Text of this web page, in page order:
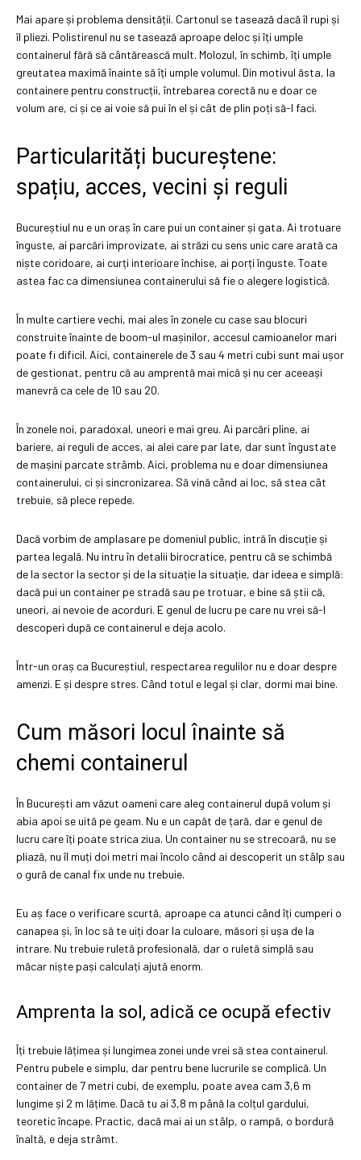
Mai apare și problema densității. Cartonul se tasează dacă îl rupi și
îl pliezi. Polistirenul nu se tasează aproape deloc și îți umple
containerul fără să cântărească mult. Molozul, în schimb, îți umple
greutatea maximă înainte să îți umple volumul. Din motivul ăsta, la
containere pentru construcții, întrebarea corectă nu e doar ce
volum are, ci și ce ai voie să pui în el și cât de plin poți să-l faci.
Particularități bucureștene:
spațiu, acces, vecini și reguli
Bucureștiul nu e un oraș în care pui un container și gata. Ai trotuare
înguste, ai parcări improvizate, ai străzi cu sens unic care arată ca
niște coridoare, ai curți interioare închise, ai porți înguste. Toate
astea fac ca dimensiunea containerului să fie o alegere logistică.
În multe cartiere vechi, mai ales în zonele cu case sau blocuri
construite înainte de boom-ul mașinilor, accesul camioanelor mari
poate fi dificil. Aici, containerele de 3 sau 4 metri cubi sunt mai ușor
de gestionat, pentru că au amprentă mai mică și nu cer aceeași
manevră ca cele de 10 sau 20.
În zonele noi, paradoxal, uneori e mai greu. Ai parcări pline, ai
bariere, ai reguli de acces, ai alei care par late, dar sunt îngustate
de mașini parcate strâmb. Aici, problema nu e doar dimensiunea
containerului, ci și sincronizarea. Să vină când ai loc, să stea cât
trebuie, să plece repede.
Dacă vorbim de amplasare pe domeniul public, intră în discuție și
partea legală. Nu intru în detalii birocratice, pentru că se schimbă
de la sector la sector și de la situație la situație, dar ideea e simplă:
dacă pui un container pe stradă sau pe trotuar, e bine să știi că,
uneori, ai nevoie de acorduri. E genul de lucru pe care nu vrei să-l
descoperi după ce containerul e deja acolo.
Într-un oraș ca Bucureștiul, respectarea regulilor nu e doar despre
amenzi. E și despre stres. Când totul e legal și clar, dormi mai bine.
Cum măsori locul înainte să
chemi containerul
În București am văzut oameni care aleg containerul după volum și
abia apoi se uită pe geam. Nu e un capăt de țară, dar e genul de
lucru care îți poate strica ziua. Un container nu se strecoară, nu se
pliază, nu îl muți doi metri mai încolo când ai descoperit un stâlp sau
o gură de canal fix unde nu trebuie.
Eu aș face o verificare scurtă, aproape ca atunci când îți cumperi o
canapea și, în loc să te uiți doar la culoare, măsori și ușa de la
intrare. Nu trebuie ruletă profesională, dar o ruletă simplă sau
măcar niște pași calculați ajută enorm.
Amprenta la sol, adică ce ocupă efectiv
Îți trebuie lățimea și lungimea zonei unde vrei să stea containerul.
Pentru pubele e simplu, dar pentru bene lucrurile se complică. Un
container de 7 metri cubi, de exemplu, poate avea cam 3,6 m
lungime și 2 m lățime. Dacă tu ai 3,8 m până la colțul gardului,
teoretic încape. Practic, dacă mai ai un stâlp, o rampă, o bordură
înaltă, e deja strâmt.